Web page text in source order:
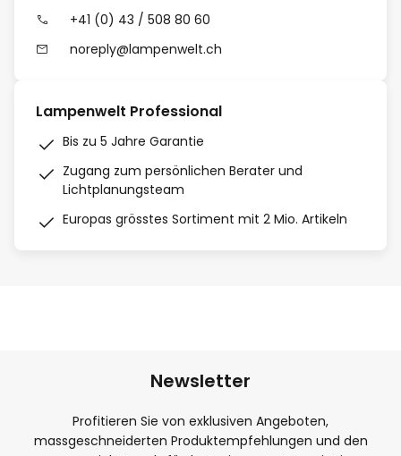
+41 (0) 43 / 508 80 60
noreply@lampenwelt.ch
Lampenwelt Professional
Bis zu 5 Jahre Garantie
Zugang zum persönlichen Berater und
Lichtplanungsteam
Europas grösstes Sortiment mit 2 Mio. Artikeln
Newsletter
Profitieren Sie von exklusiven Angeboten,
massgeschneiderten Produktempfehlungen und den